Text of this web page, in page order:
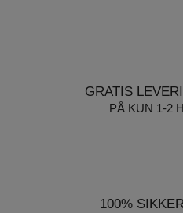
GRATIS
PÅ KUN 1-2
100%